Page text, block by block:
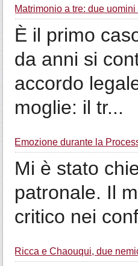
Matrimonio a tre: due
È il primo
da anni si
accordo
moglie: il tr...
Emozione durante la
Mi è stato
patronale. Il
critico nei
Ricca e Chaouqui, due